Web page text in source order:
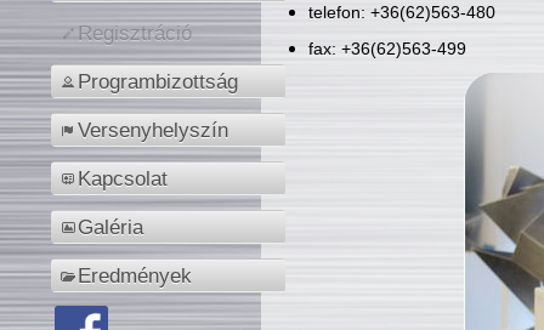
Regisztráció
Programbizottság
Versenyhelyszín
Kapcsolat
Galéria
Eredmények
telefon: +36(62)563-480
fax: +36(62)563-499